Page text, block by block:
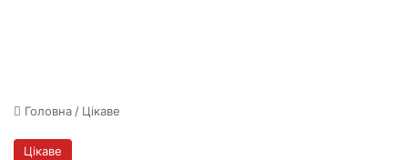
Головна / Цікаве
Цікаве